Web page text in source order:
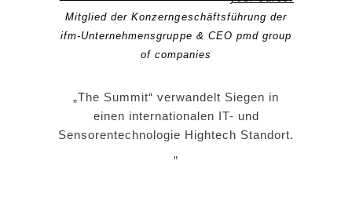
Mitglied der Konzerngeschäftsführung der
ifm-Unternehmensgruppe & CEO pmd group
of companies
„The Summit“ verwandelt Siegen in
einen internationalen IT- und
Sensorentechnologie Hightech Standort.
„